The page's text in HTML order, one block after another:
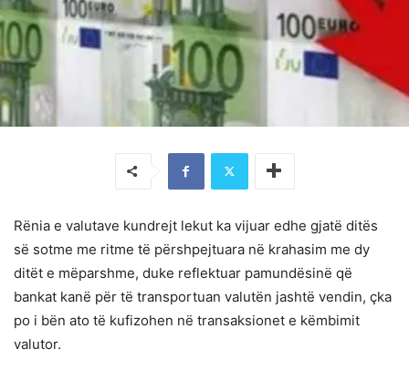
Rënia e valutave kundrejt lekut ka vijuar edhe gjatë ditës
së sotme me ritme të përshpejtuara në krahasim me dy
ditët e mëparshme, duke reflektuar pamundësinë që
bankat kanë për të transportuan valutën jashtë vendin, çka
po i bën ato të kufizohen në transaksionet e këmbimit
valutor.